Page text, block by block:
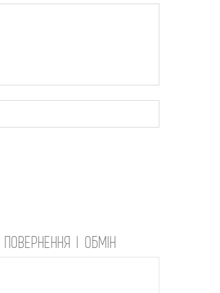
ПОВЕРНЕННЯ І ОБМІН